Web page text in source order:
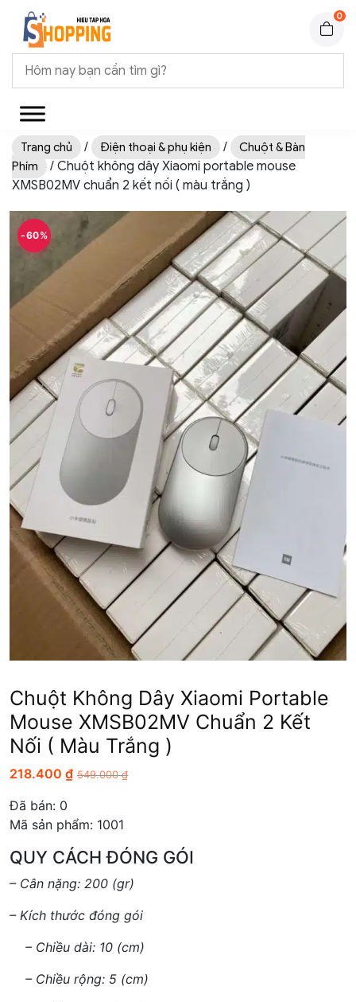
0
Trang chủ / Điện thoại & phụ kiện /
Chuột & Bàn
Phím
/ Chuột không dây Xiaomi portable mouse
XMSB02MV chuẩn 2 kết nối ( màu trắng )
-60%
Chuột Không Dây Xiaomi Portable
Mouse XMSB02MV Chuẩn 2 Kết
Nối ( Màu Trắng )
218.400 ₫ 549.000₫
Đã bán: 0
Mã sản phẩm: 1001
QUY CÁCH ĐÓNG GÓI
– Cân nặng: 200 (gr)
– Kích thước đóng gói
– Chiều dài: 10 (cm)
– Chiều rộng: 5 (cm)